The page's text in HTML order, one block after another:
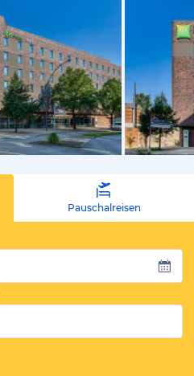
vom
Pauschalreisen